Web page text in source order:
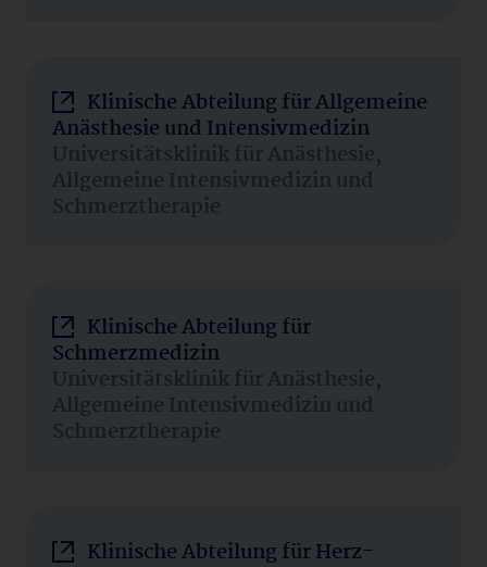
Klinische Abteilung für Allgemeine
Anästhesie und Intensivmedizin
Universitätsklinik für Anästhesie,
Allgemeine Intensivmedizin und
Schmerztherapie
Klinische Abteilung für
Schmerzmedizin
Universitätsklinik für Anästhesie,
Allgemeine Intensivmedizin und
Schmerztherapie
Klinische Abteilung für Herz-